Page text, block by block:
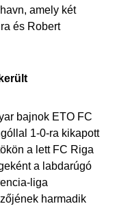
amely két
és Robert
bajnok ETO FC
1-0-ra kikapott
a lett FC Riga
a labdarúgó
liga
harmadik